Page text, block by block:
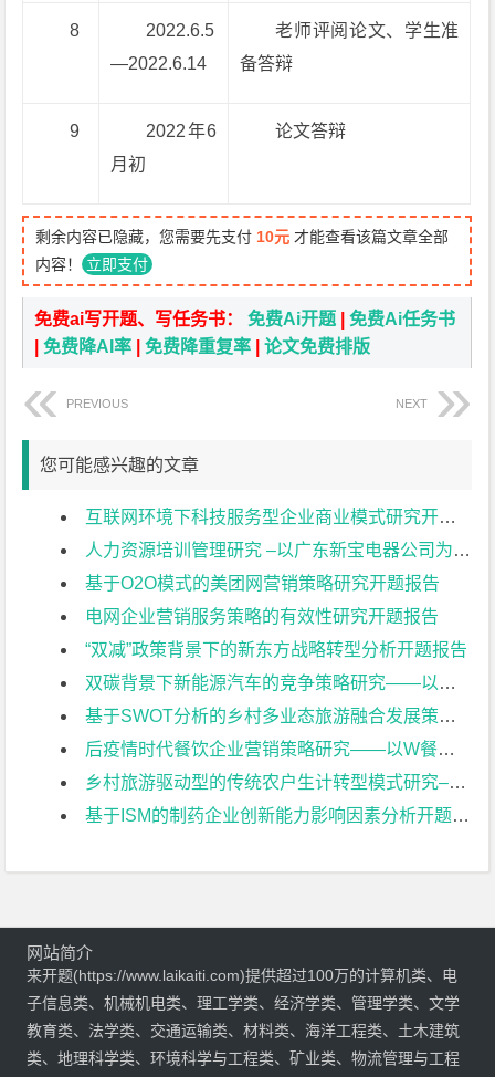
8
2022.6.5
—2022.6.14
老师评阅论文、学生准
备答辩
9
2022年6
月初
论文答辩
剩余内容已隐藏，您需要先支付 10元 才能查看该篇文章全部
内容！ 立即支付
免费ai写开题、写任务书：免费Ai开题 |免费Ai任务书
|免费降AI率 |免费降重复率 |论文免费排版
PREVIOUS NEXT
您可能感兴趣的文章
互联网环境下科技服务型企业商业模式研究开题报告
人力资源培训管理研究 –以广东新宝电器公司为例开题报告
基于O2O模式的美团网营销策略研究开题报告
电网企业营销服务策略的有效性研究开题报告
“双减”政策背景下的新东方战略转型分析开题报告
双碳背景下新能源汽车的竞争策略研究——以比亚迪为例开题报告
基于SWOT分析的乡村多业态旅游融合发展策略研究——以常州佳农探趣休闲生态园为例开题报告
后疫情时代餐饮企业营销策略研究——以W餐饮企业为例开题报告
乡村旅游驱动型的传统农户生计转型模式研究–以常州黄天荡村大闸蟹养开题报告
基于ISM的制药企业创新能力影响因素分析开题报告
网站简介
来开题(https://www.laikaiti.com)提供超过100万的计算机类、电
子信息类、机械机电类、理工学类、经济学类、管理学类、文学
教育类、法学类、交通运输类、材料类、海洋工程类、土木建筑
类、地理科学类、环境科学与工程类、矿业类、物流管理与工程